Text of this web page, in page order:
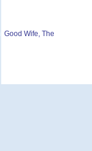
Good Wife, The